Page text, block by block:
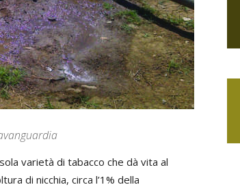
varietà di tabacco che dà vita al
di nicchia, circa l’1% della